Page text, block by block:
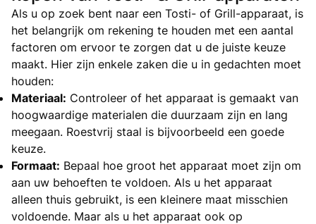
Als u op zoek bent naar een Tosti- of Grill-apparaat, is
het belangrijk om rekening te houden met een aantal
factoren om ervoor te zorgen dat u de juiste keuze
maakt. Hier zijn enkele zaken die u in gedachten moet
houden:
Materiaal: Controleer of het apparaat is gemaakt van
hoogwaardige materialen die duurzaam zijn en lang
meegaan. Roestvrij staal is bijvoorbeeld een goede
keuze.
Formaat: Bepaal hoe groot het apparaat moet zijn om
aan uw behoeften te voldoen. Als u het apparaat
alleen thuis gebruikt, is een kleinere maat misschien
voldoende. Maar als u het apparaat ook op